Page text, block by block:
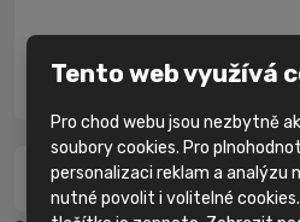
Kolik je jedna a dvě? *
Tento web využívá
Pro chod webu jsou nezbytně
soubory cookies. Pro
personalizaci reklam a analýzu
nutné povolit i volitelné